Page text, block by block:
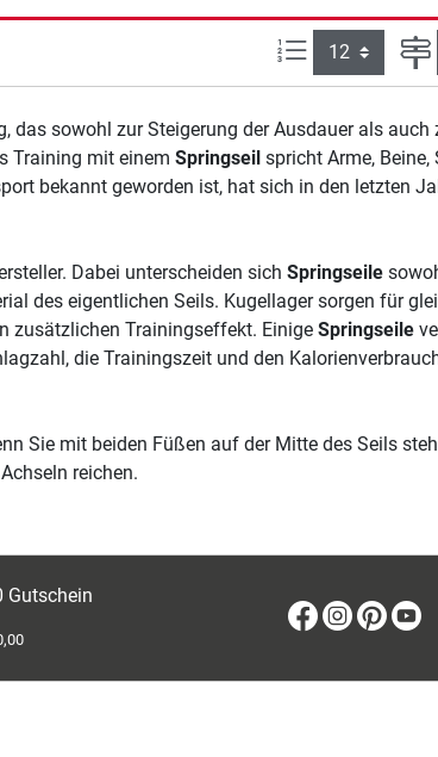
Artikel pro Seite:
sowohl zur Steigerung der Ausdauer als auch
Training mit einem Springseil spricht Arme, Beine,
bekannt geworden ist, hat sich in den letzten
Dabei unterscheiden sich Springseile
des eigentlichen Seils. Kugellager sorgen für
zusätzlichen Trainingseffekt. Einige Springseile
die Trainingszeit und den
Sie mit beiden Füßen auf der Mitte des Seils
reichen.
Gutschein
Facebook
Instagram